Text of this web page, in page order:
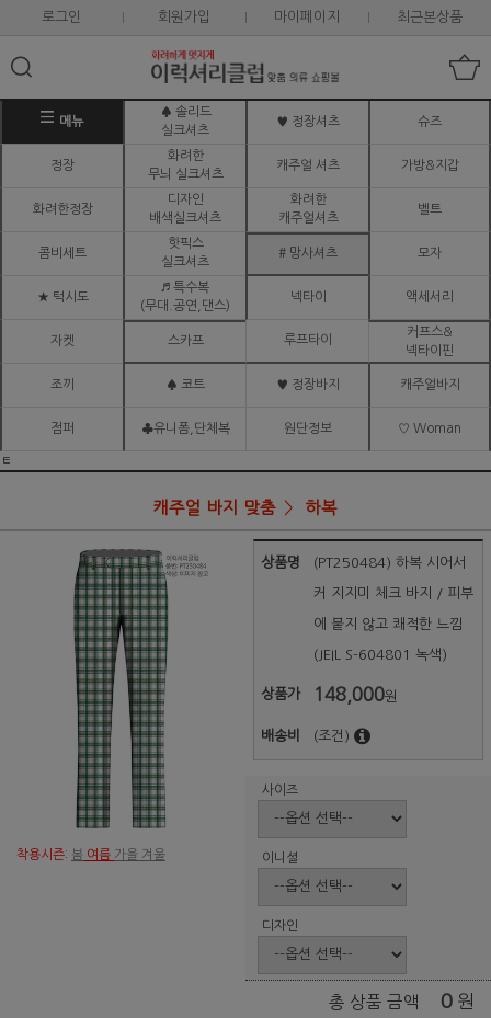
로그인 회원가입 마이페이지 최근본상품
메뉴
♠ 솔리드
실크셔츠
♥ 정장셔츠 슈즈
정장
화려한
무늬 실크셔츠
캐주얼 셔츠 가방&지갑
화려한정장
디자인
배색실크셔츠
화려한
캐주얼셔츠
벨트
콤비세트
핫픽스
실크셔츠
# 망사셔츠 모자
★ 턱시도
♬ 특수복
(무대.공연,댄스)
넥타이 액세서리
자켓 스카프 루프타이
커프스&
넥타이핀
조끼 ♠ 코트 ♥ 정장바지 캐주얼바지
점퍼 ♣유니폼,단체복 원단정보 ♡ Woman
ㅌ
캐주얼 바지 맞춤 하복
착용시즌: 봄 여름 가을 겨울
상품명 (PT250484) 하복 시어서
커 지지미 체크 바지 / 피부
에 붙지 않고 쾌적한 느낌
(JEIL S-604801 녹색)
상품가 148,000원
배송비 (조건)
사이즈
이니셜
디자인
총 상품 금액 0 원